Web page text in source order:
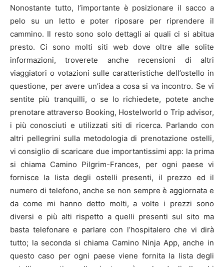
Nonostante tutto, l’importante è posizionare il sacco a
pelo su un letto e poter riposare per riprendere il
cammino. Il resto sono solo dettagli ai quali ci si abitua
presto. Ci sono molti siti web dove oltre alle solite
informazioni, troverete anche recensioni di altri
viaggiatori o votazioni sulle caratteristiche dell’ostello in
questione, per avere un’idea a cosa si va incontro. Se vi
sentite più tranquilli, o se lo richiedete, potete anche
prenotare attraverso Booking, Hostelworld o Trip advisor,
i più conosciuti e utilizzati siti di ricerca. Parlando con
altri pellegrini sulla metodologia di prenotazione ostelli,
vi consiglio di scaricare due importantissimi app: la prima
si chiama Camino Pilgrim-Frances, per ogni paese vi
fornisce la lista degli ostelli presenti, il prezzo ed il
numero di telefono, anche se non sempre è aggiornata e
da come mi hanno detto molti, a volte i prezzi sono
diversi e più alti rispetto a quelli presenti sul sito ma
basta telefonare e parlare con l’hospitalero che vi dirà
tutto; la seconda si chiama Camino Ninja App, anche in
questo caso per ogni paese viene fornita la lista degli